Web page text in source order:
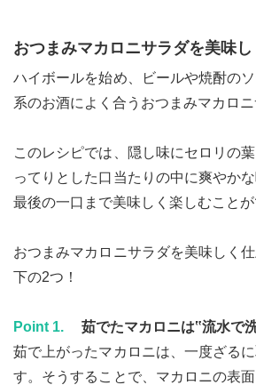
おつまみマカロニサラダを美味
ハイボールを始め、ビールや焼酎の
系のお酒によく合うおつまみマカロニ
このレシピでは、隠し味にセロリの
ってりとした口当たりの中に爽やか
最後の一口まで美味しく楽しむことが
おつまみマカロニサラダを美味しく
下の2つ！
Point 1. 茹でたマカロニは‟流水で洗
茹で上がったマカロニは、一度ざる
す。そうすることで、マカロニの表